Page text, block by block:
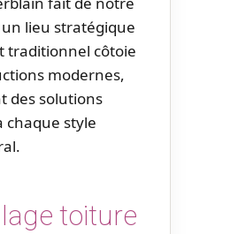
lieu stratégique
traditionnel côtoie
modernes,
des solutions
chaque style
toiture